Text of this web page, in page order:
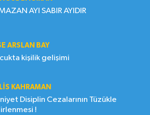
AYI SABIR AYIDIR
ARSLAN BAY
kişilik gelişimi
KAHRAMAN
Disiplin Cezalarının Tüzükle
!